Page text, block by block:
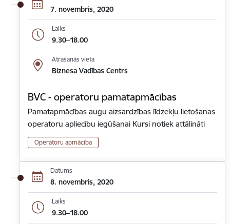
7. novembris, 2020
Laiks
9.30–18.00
Atrašanās vieta
Biznesa Vadības Centrs
BVC - operatoru pamatapmācības
Pamatapmācības augu aizsardzības līdzekļu lietošanas
operatoru apliecību iegūšanai Kursi notiek attālināti
Operatoru apmācība
Datums
8. novembris, 2020
Laiks
9.30–18.00